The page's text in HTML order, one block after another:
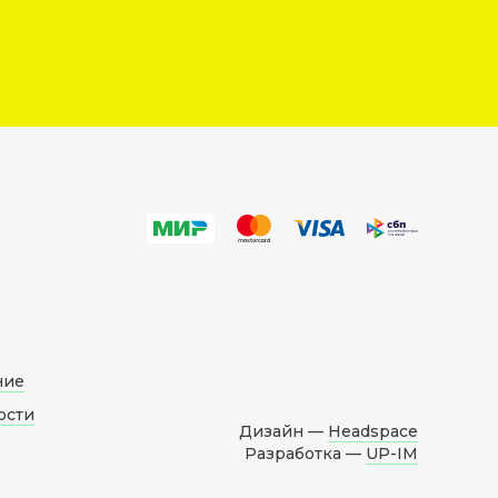
Дизайн — Headspace
Разработка — UP-IM